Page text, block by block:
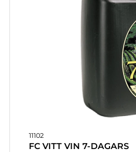
11102
FC VITT VIN 7-DAGARS